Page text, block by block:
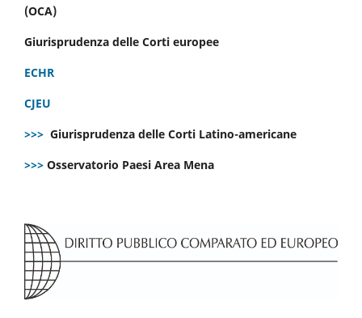
(OCA)
Giurisprudenza delle Corti europee
ECHR
CJEU
>>> Giurisprudenza delle Corti Latino-americane
>>> Osservatorio Paesi Area Mena